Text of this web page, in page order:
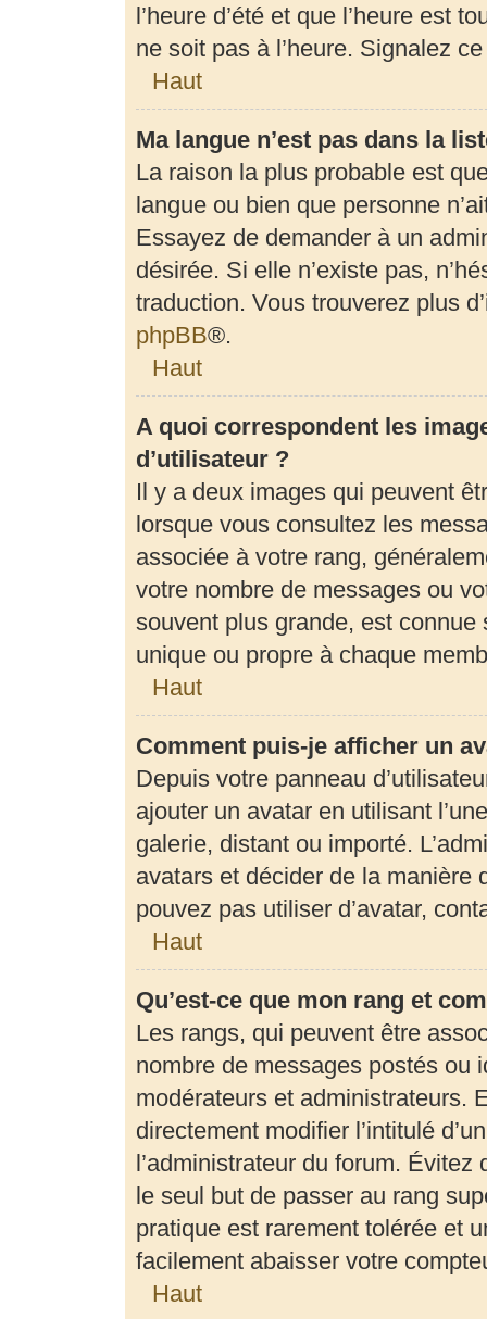
l’heure d’été et que l’heure est
ne soit pas à l’heure. Signalez
Haut
Ma langue n’est pas dans la
La raison la plus probable est
langue ou bien que personne
Essayez de demander à un
désirée. Si elle n’existe pas,
traduction. Vous trouverez plus
phpBB®.
Haut
A quoi correspondent les
d’utilisateur ?
Il y a deux images qui peuvent
lorsque vous consultez les
associée à votre rang,
votre nombre de messages ou
souvent plus grande, est connue
unique ou propre à chaque
Haut
Comment puis-je afficher un
Depuis votre panneau
ajouter un avatar en utilisant
galerie, distant ou importé.
avatars et décider de la manière
pouvez pas utiliser d’avatar,
Haut
Qu’est-ce que mon rang et
Les rangs, qui peuvent être
nombre de messages postés ou
modérateurs et administrateurs.
directement modifier l’intitulé
l’administrateur du forum.
le seul but de passer au rang
pratique est rarement tolérée et
facilement abaisser votre
Haut